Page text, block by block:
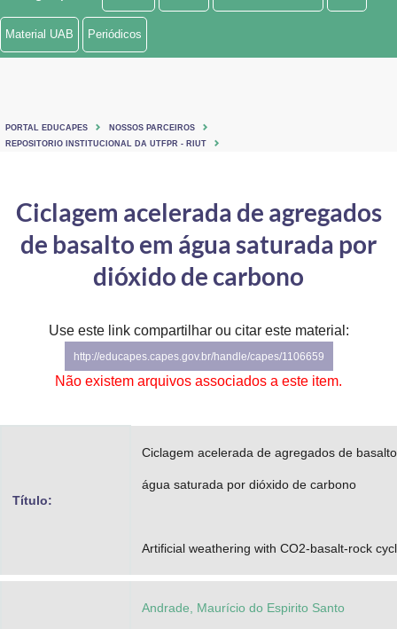
Ministério de Minas e Energia
Ministério do Turismo
Controladoria-Geral da União
Ministério da Mulher, da Família e dos Direitos Humanos
Secretaria de Governo
Gabinete de Segurança Institucional
Material UAB Periódicos
PORTAL EDUCAPES
NOSSOS PARCEIROS
REPOSITORIO INSTITUCIONAL DA UTFPR - RIUT
Ciclagem acelerada de agregados
de basalto em água saturada por
dióxido de carbono
Use este link compartilhar ou citar este material:
http://educapes.capes.gov.br/handle/capes/1106659
Não existem arquivos associados a este item.
Título:
Ciclagem acelerada de agregados de
água saturada por dióxido de carbono
Artificial weathering with CO2-basalt-rock
Andrade, Maurício do Espirito Santo